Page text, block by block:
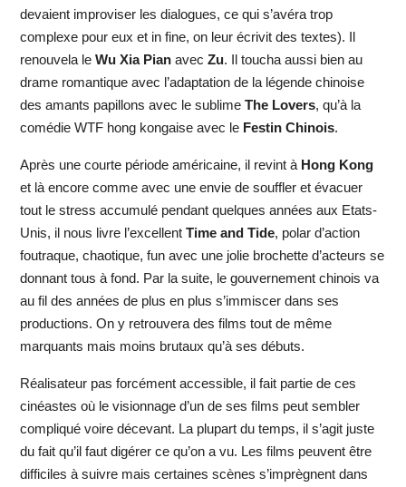
devaient improviser les dialogues, ce qui s’avéra trop
complexe pour eux et in fine, on leur écrivit des textes). Il
renouvela le Wu Xia Pian avec Zu. Il toucha aussi bien au
drame romantique avec l’adaptation de la légende chinoise
des amants papillons avec le sublime The Lovers, qu’à la
comédie WTF hong kongaise avec le Festin Chinois.
Après une courte période américaine, il revint à Hong Kong
et là encore comme avec une envie de souffler et évacuer
tout le stress accumulé pendant quelques années aux Etats-
Unis, il nous livre l’excellent Time and Tide, polar d’action
foutraque, chaotique, fun avec une jolie brochette d’acteurs se
donnant tous à fond. Par la suite, le gouvernement chinois va
au fil des années de plus en plus s’immiscer dans ses
productions. On y retrouvera des films tout de même
marquants mais moins brutaux qu’à ses débuts.
Réalisateur pas forcément accessible, il fait partie de ces
cinéastes où le visionnage d’un de ses films peut sembler
compliqué voire décevant. La plupart du temps, il s’agit juste
du fait qu’il faut digérer ce qu’on a vu. Les films peuvent être
difficiles à suivre mais certaines scènes s’imprègnent dans